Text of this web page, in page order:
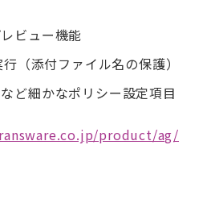
ビュー機能
（添付ファイル名の保護）
ど細かなポリシー設定項目
product/ag/